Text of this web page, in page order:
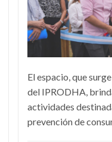
El espacio, que
del IPRODHA,
actividades
prevención de